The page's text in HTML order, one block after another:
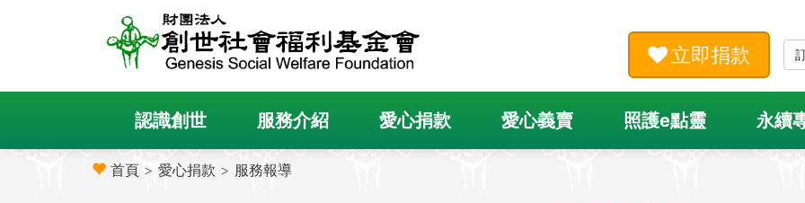
立即捐款
認識創世 服務介紹 愛心捐款 愛心義賣 照護e點靈 永續
首頁 > 愛心捐款 > 服務報導